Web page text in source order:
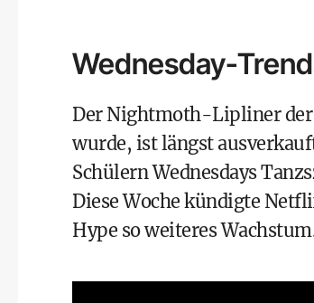
Wednesday-
Der Nightmoth-Lipliner der
wurde, ist längst
Schülern Wednesdays
Diese Woche kündigte
Hype so weiteres